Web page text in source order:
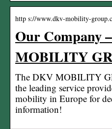
http s://www.dkv-mobility-
Our Company
MOBILITY
The DKV MOBILITY
the leading service
mobility in Europe for
information!